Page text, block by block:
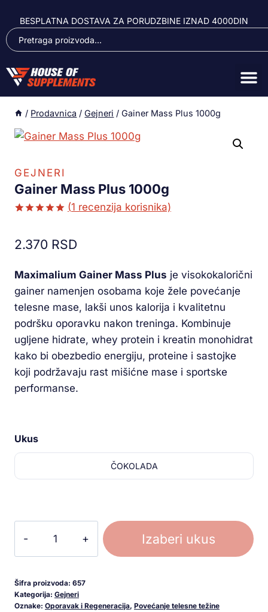
BESPLATNA DOSTAVA ZA PORUDZBINE IZNAD 4000DIN
/ Prodavnica / Gejneri / Gainer Mass Plus 1000g
GEJNERI
Gainer Mass Plus 1000g
na osnovu
ocene
(1 recenzija korisnika)
2.370 RSD
Maximalium Gainer Mass Plus je visokokalorični
gainer namenjen osobama koje žele povećanje
telesne mase, lakši unos kalorija i kvalitetnu
podršku oporavku nakon treninga. Kombinuje
ugljene hidrate, whey protein i kreatin monohidrat
kako bi obezbedio energiju, proteine i sastojke
koji podržavaju rast mišićne mase i sportske
performanse.
Ukus
ČOKOLADA
Izaberi ukus
Šifra proizvoda: 657
Kategorija: Gejneri
Oznake: Oporavak i Regeneracija, Povećanje telesne težine